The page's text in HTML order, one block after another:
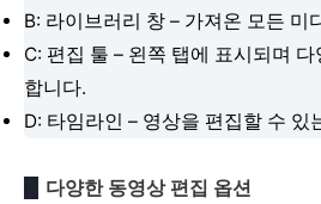
B: 라이브러리 창 – 가져온 모든 미
C: 편집 툴 – 왼쪽 탭에 표시되며
합니다.
D: 타임라인 – 영상을 편집할 수 있
다양한 동영상 편집 옵션